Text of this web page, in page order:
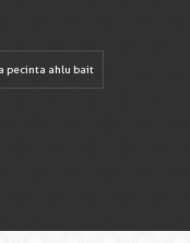
pecinta ahlu bait